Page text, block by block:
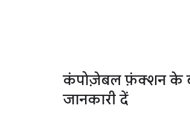
कंपोज़ेबल फ़ंक्शन के
जानकारी दें